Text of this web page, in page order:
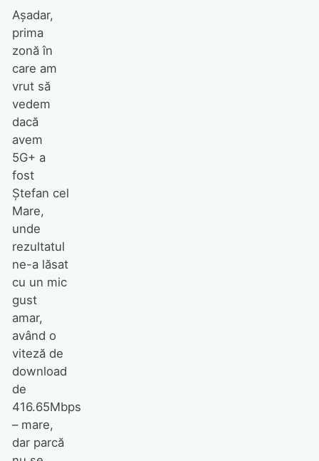
Așadar,
prima
zonă în
care am
vrut să
vedem
dacă
avem
5G+ a
fost
Ștefan cel
Mare,
unde
rezultatul
ne-a lăsat
cu un mic
gust
amar,
având o
viteză de
download
de
416.65Mbps
– mare,
dar parcă